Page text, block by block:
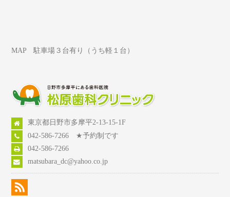
MAP 駐車場３台有り（うち軽１台）
東京都日野市多摩平2-13-15-1F
042-586-7266 ★予約制です
042-586-7266
matsubara_dc@yahoo.co.jp